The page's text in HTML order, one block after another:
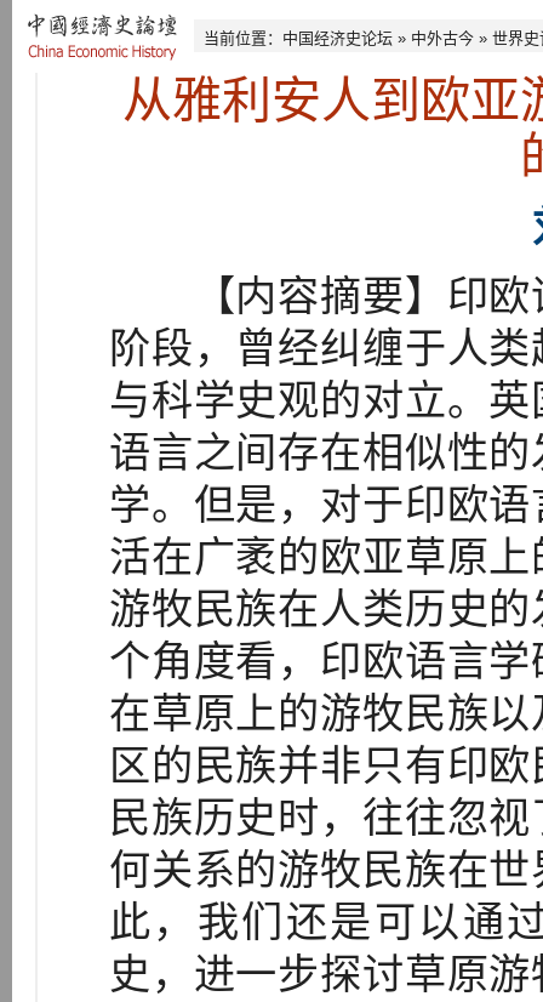
当前位置： 中国经济史论坛 » 中外古今 » 世界史
从雅利安人到欧亚
【内容摘要】印欧
阶段，曾经纠缠于人
与科学史观的对立。
语言之间存在相似性
学。但是，对于印欧
活在广袤的欧亚草原
游牧民族在人类历史
个角度看，印欧语言
在草原上的游牧民族
区的民族并非只有印
民族历史时，往往忽
何关系的游牧民族在
此，我们还是可以通
史，进一步探讨草原